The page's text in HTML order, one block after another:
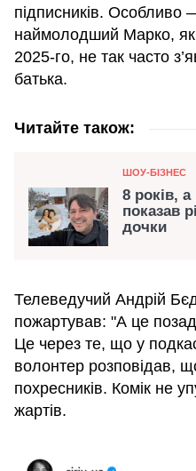
підписників. Особливо
наймолодший Марко,
2025-го, не так часто
батька.
Читайте також:
Категорія
ШОУ-БІЗНЕС
8 років,
показав
дочки
Телеведучий Андрій
пожартував: "А це
Це через те, що у
волонтер розповідав,
похресників. Комік не
жартів.